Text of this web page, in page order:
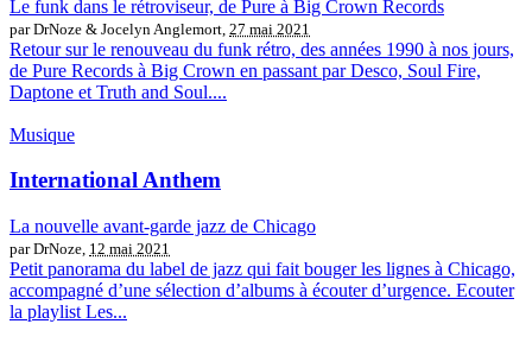
Le funk dans le rétroviseur, de Pure à Big Crown Records
par DrNoze & Jocelyn Anglemort, 27 mai 2021
Retour sur le renouveau du funk rétro, des années 1990 à nos jours,
de Pure Records à Big Crown en passant par Desco, Soul Fire,
Daptone et Truth and Soul....
Musique
International Anthem
La nouvelle avant-garde jazz de Chicago
par DrNoze, 12 mai 2021
Petit panorama du label de jazz qui fait bouger les lignes à Chicago,
accompagné d’une sélection d’albums à écouter d’urgence. Ecouter
la playlist Les...